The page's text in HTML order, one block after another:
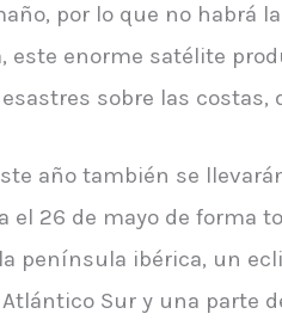
por lo que no habrá
este enorme satélite
sobre las costas,
año también se
el 26 de mayo de forma
península ibérica, un
Sur y una parte